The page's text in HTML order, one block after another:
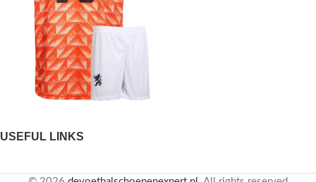
USEFUL LINKS